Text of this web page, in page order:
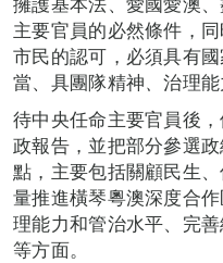
主要官員的必然條件，
市民的認可，必須具有
當、具團隊精神、治理能
待中央任命主要官員後
政報告，並把部分參選
點，主要包括關顧民生
量推進橫琴粵澳深度合
理能力和管治水平、完
等方面。